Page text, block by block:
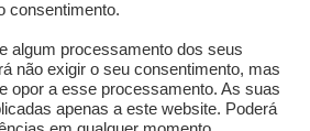
consentimento.
algum processamento dos seus
não exigir o seu consentimento, mas
opor a esse processamento. As suas
apenas a este website. Poderá